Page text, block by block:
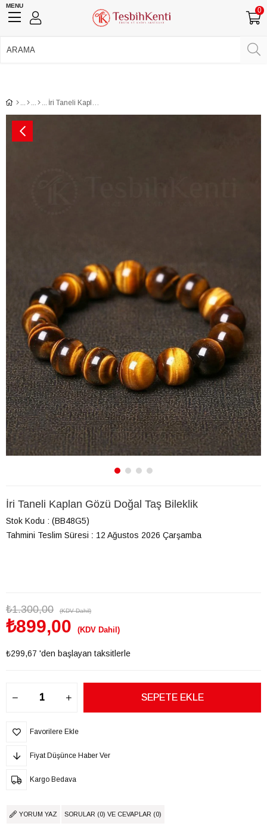
MENU
0
İri Taneli Kaplan Gözü Doğal Taş Bileklik
İri Taneli Kaplan Gözü Doğal Taş Bileklik
Stok Kodu
(BB48G5)
Tahmini Teslim Süresi : 12 Ağustos 2026 Çarşamba
₺1.300,00 (KDV Dahil)
₺899,00 (KDV Dahil)
₺299,67 'den başlayan taksitlerle
Favorilere Ekle
Fiyat Düşünce Haber Ver
Kargo Bedava
YORUM YAZ SORULAR (0) VE CEVAPLAR (0)